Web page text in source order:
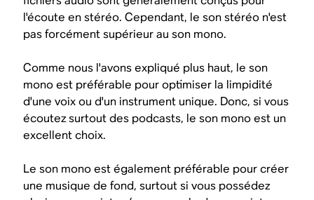
l'écoute en stéréo. Cependant, le son stéréo n'est
pas forcément supérieur au son mono.
Comme nous l'avons expliqué plus haut, le son
mono est préférable pour optimiser la limpidité
d'une voix ou d'un instrument unique. Donc, si vous
écoutez surtout des podcasts, le son mono est un
excellent choix.
Le son mono est également préférable pour créer
une musique de fond, surtout si vous possédez